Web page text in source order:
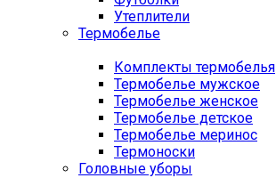
Утеплители
Термобелье
Комплекты термобелья
Термобелье мужское
Термобелье женское
Термобелье детское
Термобелье меринос
Термоноски
Головные уборы